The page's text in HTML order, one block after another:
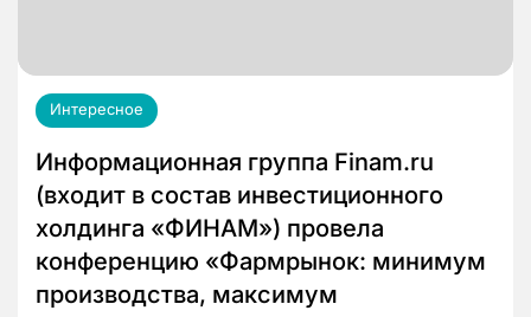
Интересное
Информационная группа Finam.ru
(входит в состав инвестиционного
холдинга «ФИНАМ») провела
конференцию «Фармрынок: минимум
производства, максимум